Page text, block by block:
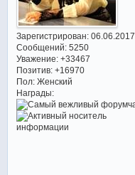
Зарегистрирован: 06.06.2017
Сообщений:5250
Уважение: +33467
Позитив: +16970
Пол:Женский
Награды: